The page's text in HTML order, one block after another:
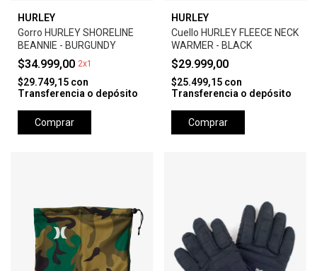
HURLEY
Gorro HURLEY SHORELINE
BEANNIE - BURGUNDY
$34.999,00 2x1
$29.749,15 con
Transferencia o depósito
Comprar
HURLEY
Cuello HURLEY FLEECE NECK
WARMER - BLACK
$29.999,00
$25.499,15 con
Transferencia o depósito
Comprar